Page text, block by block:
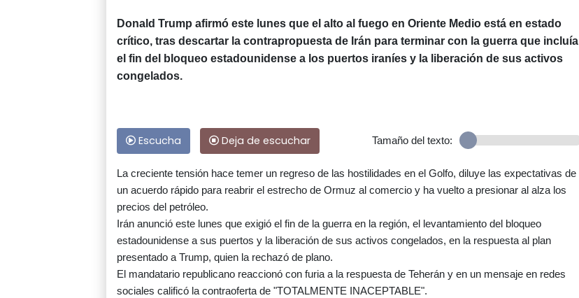
Donald Trump afirmó este lunes que el alto al fuego en Oriente Medio está en estado
crítico, tras descartar la contrapropuesta de Irán para terminar con la guerra que incluía
el fin del bloqueo estadounidense a los puertos iraníes y la liberación de sus activos
congelados.
Escucha Deja de escuchar Tamaño del texto:
La creciente tensión hace temer un regreso de las hostilidades en el Golfo, diluye las expectativas de
un acuerdo rápido para reabrir el estrecho de Ormuz al comercio y ha vuelto a presionar al alza los
precios del petróleo.
Irán anunció este lunes que exigió el fin de la guerra en la región, el levantamiento del bloqueo
estadounidense a sus puertos y la liberación de sus activos congelados, en la respuesta al plan
presentado a Trump, quien la rechazó de plano.
El mandatario republicano reaccionó con furia a la respuesta de Teherán y en un mensaje en redes
sociales calificó la contraoferta de "TOTALMENTE INACEPTABLE".